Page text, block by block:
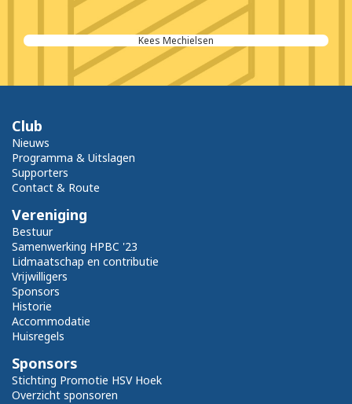
Kees Mechielsen
Club
Nieuws
Programma & Uitslagen
Supporters
Contact & Route
Vereniging
Bestuur
Samenwerking HPBC '23
Lidmaatschap en contributie
Vrijwilligers
Sponsors
Historie
Accommodatie
Huisregels
Sponsors
Stichting Promotie HSV Hoek
Overzicht sponsoren